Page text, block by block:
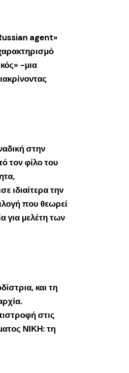
agent»
-μια
στην
τον φίλο του
ιδιαίτερα την
που θεωρεί
για μελέτη των
και τη
στις
ΝΙΚΗ: τη